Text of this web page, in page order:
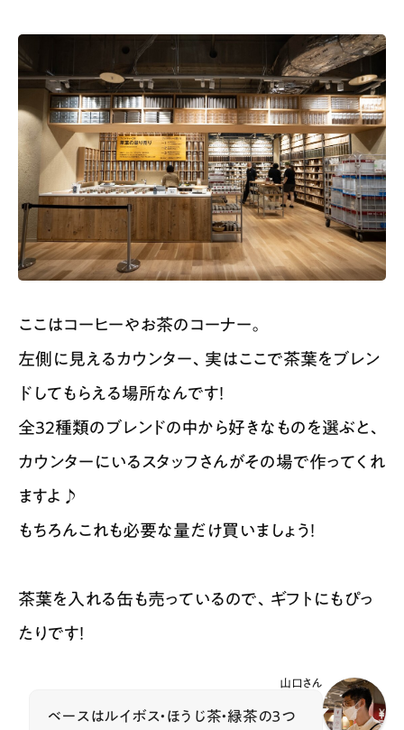
ここはコーヒーやお茶のコーナー。
左側に見えるカウンター、実はここで茶葉をブレン
ドしてもらえる場所なんです！
全32種類のブレンドの中から好きなものを選ぶと、
カウンターにいるスタッフさんがその場で作ってくれ
ますよ♪
もちろんこれも必要な量だけ買いましょう！
茶葉を入れる缶も売っているので、ギフトにもぴっ
たりです！
山口さん
ベースはルイボス・ほうじ茶・緑茶の３つ